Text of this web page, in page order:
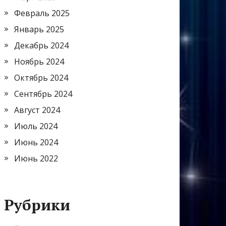
Февраль 2025
Январь 2025
Декабрь 2024
Ноябрь 2024
Октябрь 2024
Сентябрь 2024
Август 2024
Июль 2024
Июнь 2024
Июнь 2022
Рубрики